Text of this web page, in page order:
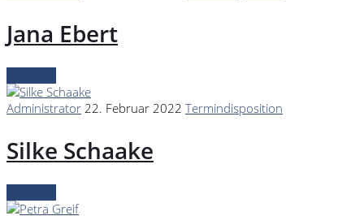
Jana Ebert
Administrator 22. Februar 2022 Termindisposition
Silke Schaake